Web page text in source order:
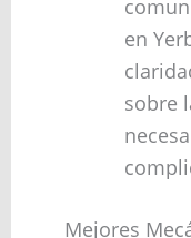
en
sobre
Mejores